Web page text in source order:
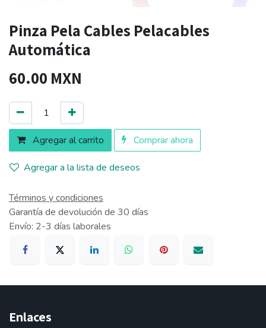
Pinza Pela Cables Pelacables
Automática
60.00 MXN
Agregar al carrito Comprar ahora
Agregar a la lista de deseos
Términos y condiciones
Garantía de devolución de 30 días
Envío: 2-3 días laborales
Enlaces